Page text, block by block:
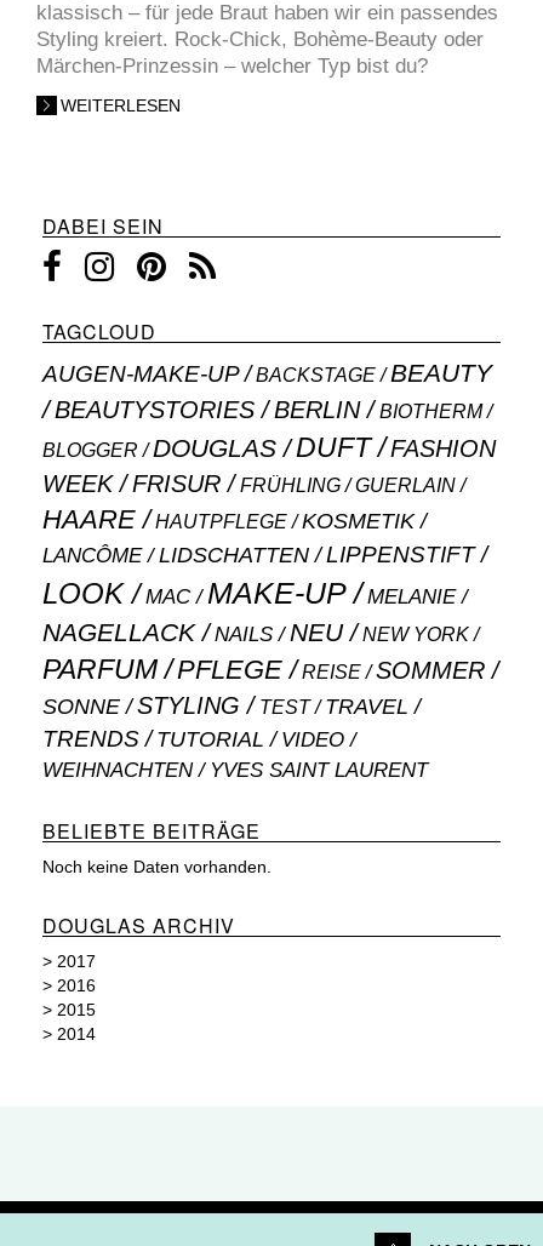
klassisch – für jede Braut haben wir ein passendes
Styling kreiert. Rock-Chick, Bohème-Beauty oder
Märchen-Prinzessin – welcher Typ bist du?
WEITERLESEN
DABEI SEIN
TAGCLOUD
AUGEN-MAKE-UP BACKSTAGE BEAUTY
BEAUTYSTORIES BERLIN
BIOTHERM
BLOGGER
DOUGLAS DUFT
FASHION
WEEK
FRISUR FRÜHLING GUERLAIN
HAARE HAUTPFLEGE
KOSMETIK
LANCÔME
LIDSCHATTEN LIPPENSTIFT
LOOK MAC MAKE-UP MELANIE
NAGELLACK NAILS NEU NEW YORK
PARFUM PFLEGE REISE SOMMER
SONNE STYLING TEST TRAVEL
TRENDS TUTORIAL VIDEO
WEIHNACHTEN YVES SAINT LAURENT
BELIEBTE BEITRÄGE
Noch keine Daten vorhanden.
DOUGLAS ARCHIV
> 2017
> 2016
> 2015
> 2014